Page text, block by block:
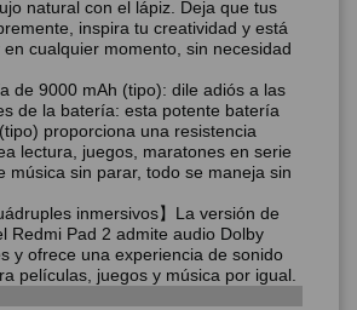
natural con el lápiz. Deja que tus
inspira tu creatividad y está
cualquier momento, sin necesidad
de 9000 mAh (tipo): dile adiós a las
de la batería: esta potente batería
proporciona una resistencia
lectura, juegos, maratones en serie
música sin parar, todo se maneja sin
inmersivos】La versión de
Redmi Pad 2 admite audio Dolby
y ofrece una experiencia de sonido
películas, juegos y música por igual.